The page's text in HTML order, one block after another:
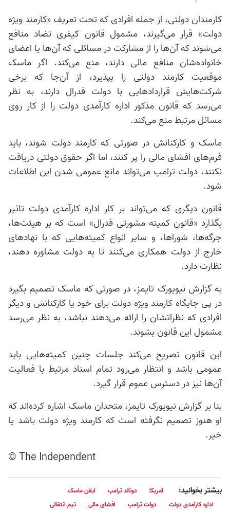
کارمندان دولتی، از جمله افرادی که تحت تعریف «کارمند ویژه
دولت» قرار می‌گیرند، مشمول قانون کیفری تضاد منافع
می‌شوند که آن‌ها را از مشارکت در مسائلی که آن‌ها یا اعضای
خانواده‌‌شان منافع مالی دارند، منع می‌کند. اگر ماسک
موقعیت کارمند دولتی را بپذیرد، از آن‌جا که برخی
شرکت‌هایش قراردادهایی با دولت فدرال دارند، به نظر
می‌رسد که قانون مذکور اداره کارآمدی دولت را از کار روی
مسائل مرتبط منع می‌کند.
ماسک و کارکنانش در صورتی که کارمند دولت شوند، باید
فرم‌های افشای مالی را پر کنند، اما اگر حقوق دولتی دریافت
نکنند، دولت ترامپ می‌تواند مانع عمومی شدن این اطلاعات
شود.
قانون دیگری که می‌تواند بر کار اداره کارآمدی دولت تاثیر
بگذارد «قانون کمیته مشورتی فدرال» است که بر هیئت‌ها،
جرگه‌ها، شوراها، و سایر انواع کمیته‌هایی که با نهادهای
خارج از دولت همکاری می‌کنند تا به دولت مشاوره دهند،
نظارت دارد.
به گزارش نیویورک تایمز، در صورتی که ماسک تصمیم بگیرد
در پی جایگاه کارمند ویژه دولت برای خود یا کارکنانش و دیگر
افرادی که نظراتشان را ارائه می‌دهند نباشد، به نظر می‌رسد
مشمول این قانون بشوند.
این قانون تصریح می‌کند جلسات چنین کمیته‌هایی باید
عمومی باشد و انتظار می‌رود تمام اسناد مرتبط با فعالیت‌
آن‌ها نیز در دسترس عموم قرار گیرد.
بنا بر گزارش نیویورک تایمز، متحدان ماسک اشاره کرده‌اند که
او هنوز تصمیم نگرفته است که کارمند ویژه دولت باشد یا
خیر.
© The Independent
بیشتر بخوانید: آمریکا دونالد ترامپ
ایلان ماسک
اداره کارآمدی دولت
دولت ترامپ افشای مالی
تیم انتقالی